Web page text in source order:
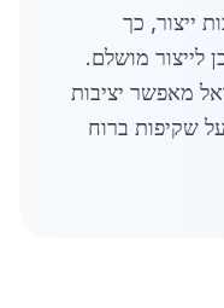
ייצור, כך
לייצור מושלם.
מאפשר יציבות
שקיפות ברוח